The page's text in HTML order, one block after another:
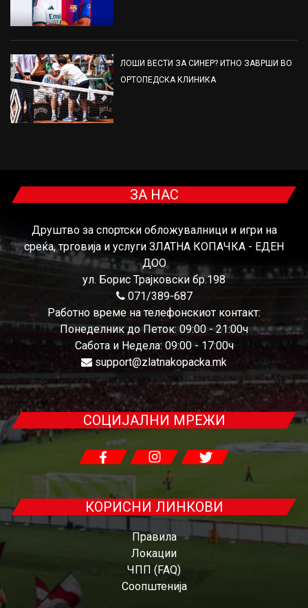
ЛОШИ ВЕСТИ ЗА СИНЕР? ИТНО ЗАВРШИ ВО
ОРТОПЕДСКА КЛИНИКА
ЗА НАС
Друштво за спортски обложувалници и игри на
среќа, трговија и услуги ЗЛАТНА КОПАЧКА - ЕДЕН
ДОО
ул. Борис Трајковски бр.198
071/389-687
Работно време на телефонскиот контакт:
Понеделник до Петок: 09:00 - 21:00ч
Сабота и Недела: 09:00 - 17:00ч
support@zlatnakopacka.mk
СОЦИЈАЛНИ МРЕЖИ
КОРИСНИ ЛИНКОВИ
Правила
Локации
ЧПП (FAQ)
Соопштенија